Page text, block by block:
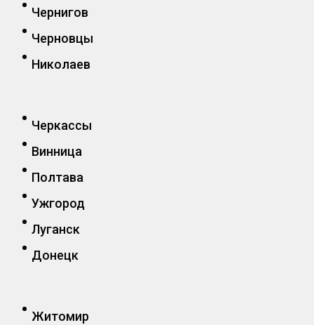
Чернигов
Черновцы
Николаев
Черкассы
Винница
Полтава
Ужгород
Луганск
Донецк
Житомир